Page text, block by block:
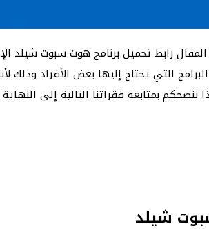
رابط تحميل برنامج هوت سبوت شيلد
التي يحتاج إليها بعض الأفراد وذلك
شيلد